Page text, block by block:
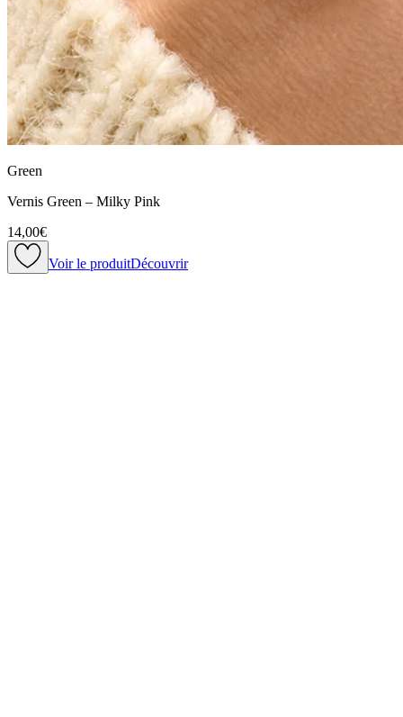
Green
Vernis Green – Milky Pink
14,00€
Voir le produitDécouvrir